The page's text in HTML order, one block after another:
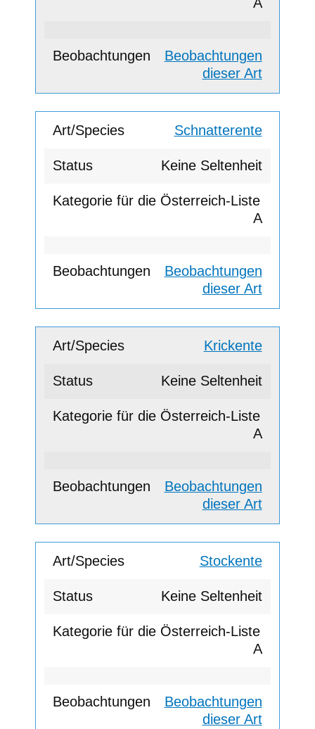
A
Beobachtungen
dieser Art
Schnatterente
Keine Seltenheit
A
Beobachtungen
dieser Art
Krickente
Keine Seltenheit
A
Beobachtungen
dieser Art
Stockente
Keine Seltenheit
A
Beobachtungen
dieser Art